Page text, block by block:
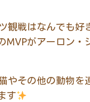
観戦はなんでも好
MVPがアーロン・
やその他の動物を
す